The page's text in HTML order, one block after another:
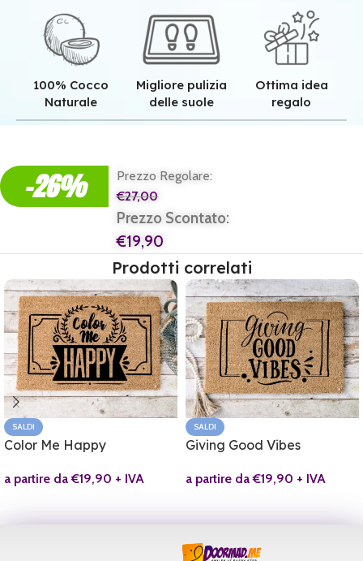
100% Cocco
Naturale
Migliore pulizia
delle suole
Ottima idea
regalo
-26%
Prezzo Regolare:
€27,00
Prezzo Scontato:
€19,90
Prodotti correlati
SALDI
Color Me Happy
a partire da€19,90 + IVA
SALDI
Giving Good Vibes
a partire da€19,90 + IVA